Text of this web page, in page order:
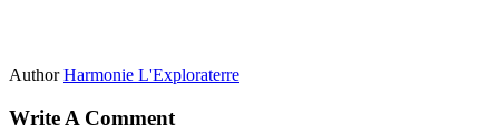
Author Harmonie L'Exploraterre
Write A Comment